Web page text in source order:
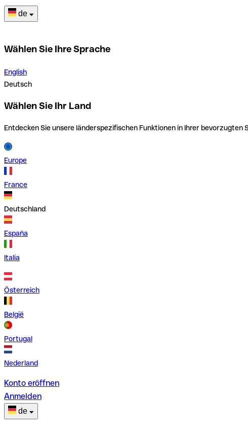
de
Wählen Sie Ihre Sprache
English
Deutsch
Wählen Sie Ihr Land
Entdecken Sie unsere länderspezifischen Funktionen in Ihrer bevorzugten
Europe
France
Deutschland
España
Italia
Österreich
België
Portugal
Nederland
Konto eröffnen
Anmelden
de